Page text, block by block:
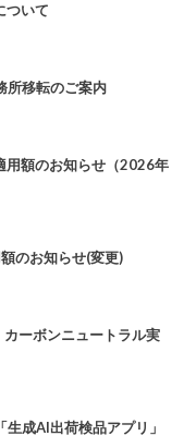
ついて
所移転のご案内
用額のお知らせ（2026年
のお知らせ(変更)
ーボンニュートラル実
成AI出荷検品アプリ」